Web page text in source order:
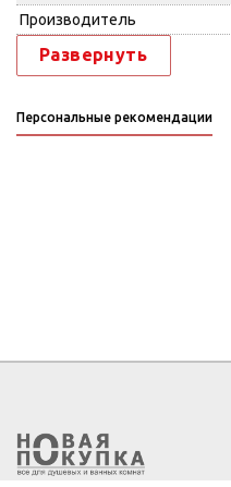
Производитель
Развернуть
Персональные рекомендации